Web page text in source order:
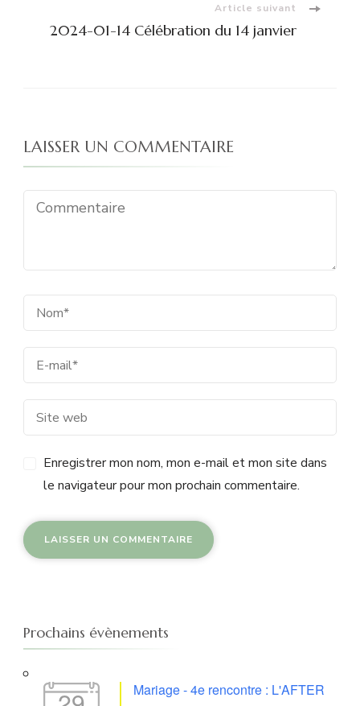
Article suivant
2024-01-14 Célébration du 14 janvier
LAISSER UN COMMENTAIRE
Enregistrer mon nom, mon e-mail et mon site dans
le navigateur pour mon prochain commentaire.
Prochains évènements
Mariage - 4e rencontre : L'AFTER